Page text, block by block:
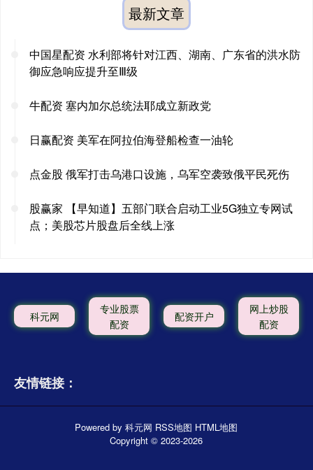
最新文章
中国星配资 水利部将针对江西、湖南、广东省的洪水防
御应急响应提升至Ⅲ级
牛配资 塞内加尔总统法耶成立新政党
日赢配资 美军在阿拉伯海登船检查一油轮
点金股 俄军打击乌港口设施，乌军空袭致俄平民死伤
股赢家 【早知道】五部门联合启动工业5G独立专网试
点；美股芯片股盘后全线上涨
科元网
专业股票
配资
配资开户
网上炒股
配资
友情链接：
Powered by科元网 RSS地图 HTML地图
Copyright© 2023-2026